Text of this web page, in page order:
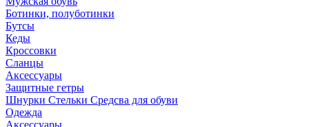
Ботинки, полуботинки
Бутсы
Кеды
Кроссовки
Сланцы
Аксессуары
Защитные гетры
Шнурки Стельки Средсва для обуви
Одежда
Аксессуары